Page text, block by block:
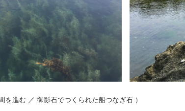
を進む ／ 御影石でつくられた船つなぎ石 ）